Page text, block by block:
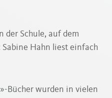
der Schule, auf dem
Hahn liest einfach
Bücher wurden in vielen